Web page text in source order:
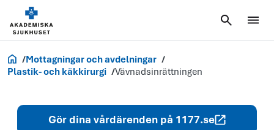
Akademiska.se
Mottagningar och avdelningar
Plastik- och käkkirurgi
Vävnadsinrättningen
Gör dina vårdärenden på 1177.se